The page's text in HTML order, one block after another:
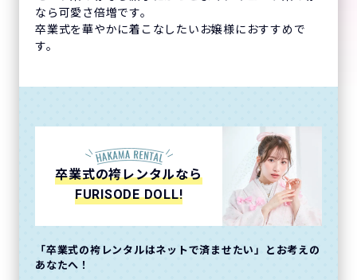
なら可愛さ倍増です。
卒業式を華やかに着こなしたいお嬢様におすすめで
す。
卒業式の袴レンタルなら
FURISODE DOLL!
「卒業式の袴レンタルはネットで済ませたい」とお考えの
あなたへ！